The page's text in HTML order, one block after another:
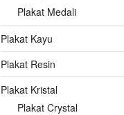
Plakat Medali
Plakat Kayu
Plakat Resin
Plakat Kristal
Plakat Crystal